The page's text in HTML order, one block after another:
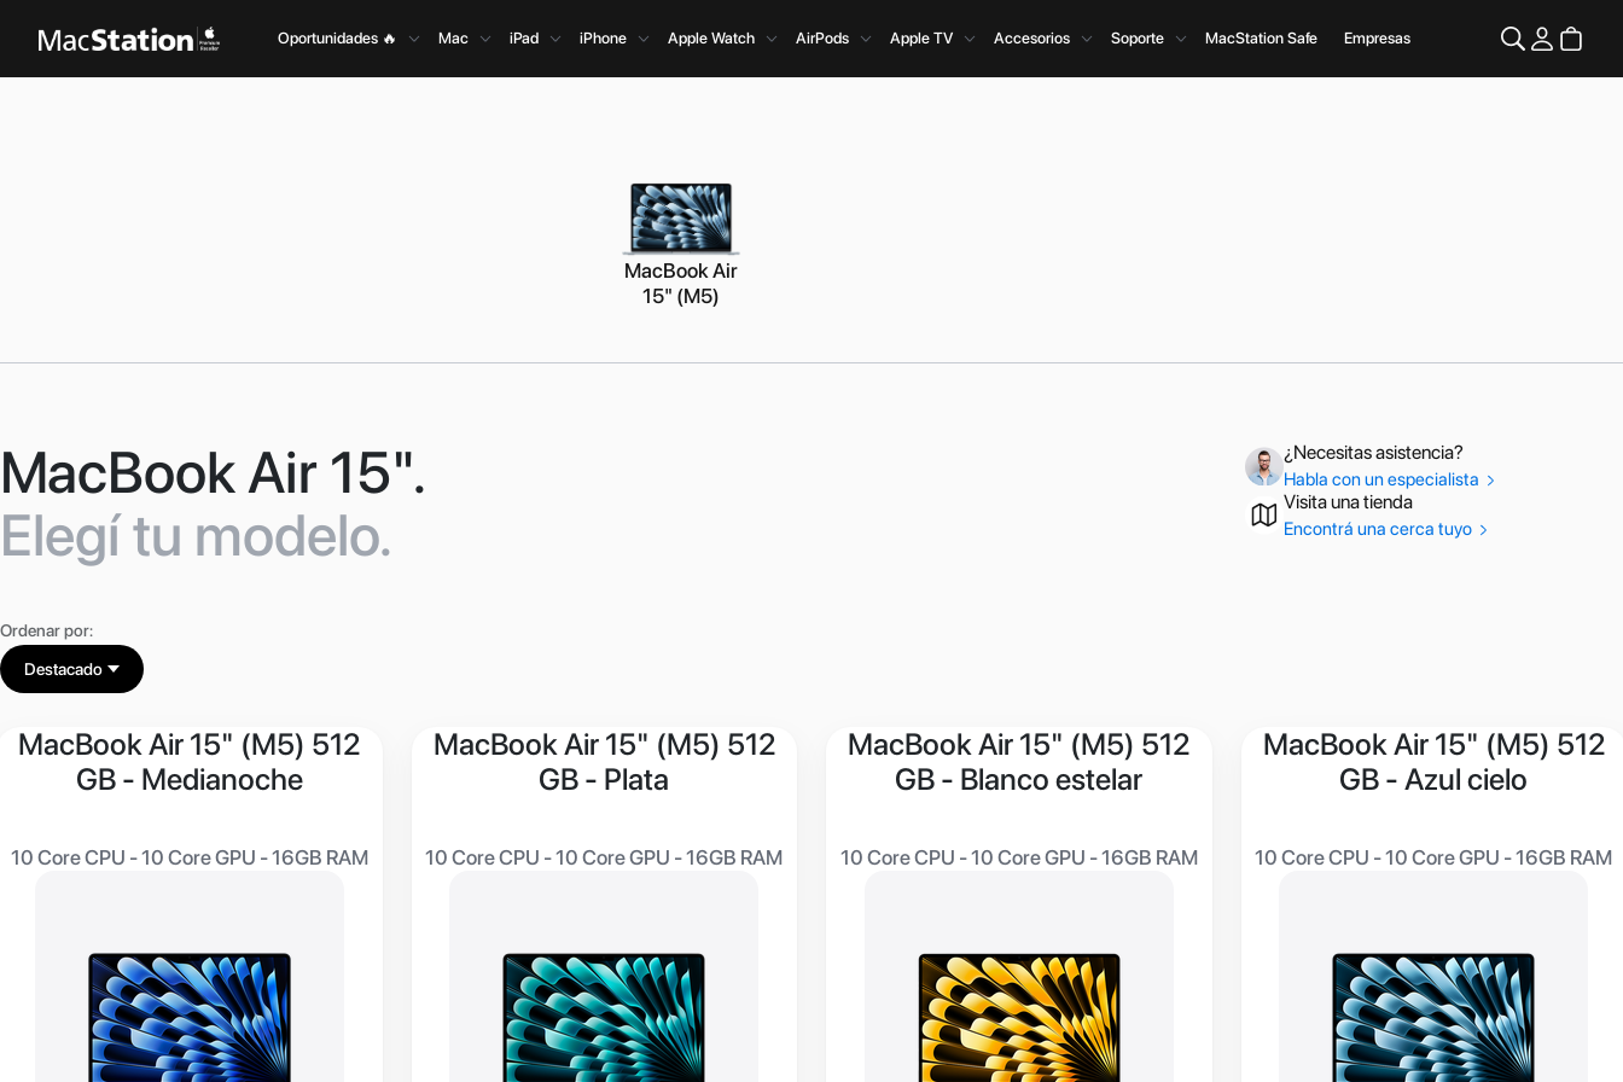
Oportunidades 🔥 Mac iPad iPhone Apple Watch AirPods Apple TV Accesorios Soporte MacStation Safe Empresas
MacBook Air
15" (M5)
MacBook Air 15".
Elegí tu modelo.
¿Necesitas asistencia?
Habla con un especialista
Visita una tienda
Encontrá una cerca tuyo
Ordenar por:
Destacado
MacBook Air 15" (M5) 512
GB - Medianoche
10 Core CPU - 10 Core GPU - 16GB RAM
MacBook Air 15" (M5) 512
GB - Plata
10 Core CPU - 10 Core GPU - 16GB RAM
MacBook Air 15" (M5) 512
GB - Blanco estelar
10 Core CPU - 10 Core GPU - 16GB RAM
MacBook Air 15" (M5) 512
GB - Azul cielo
10 Core CPU - 10 Core GPU - 16GB RAM